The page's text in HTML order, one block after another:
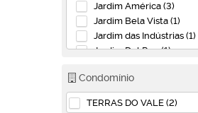
Jardim América (3)
Jardim Bela Vista (1)
Jardim das Indústrias (1)
Jardim Del Rey (1)
Jardim São Vicente (1)
Jardim Satélite (3)
Palmeiras de São José (1)
Condomínio
TERRAS DO VALE (2)